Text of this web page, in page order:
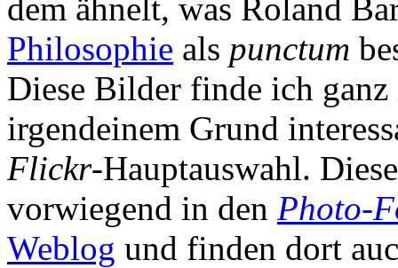
dem ähnelt, was Roland
Philosophie als punctum
Diese Bilder finde ich
irgendeinem Grund
Flickr-Hauptauswahl.
vorwiegend in den Photo-
Weblog und finden dort